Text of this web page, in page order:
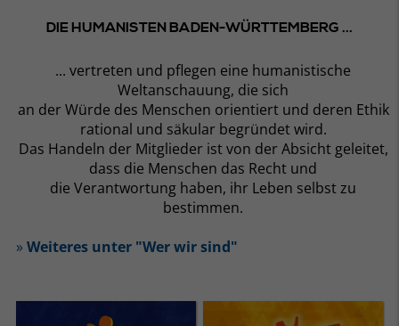
DIE HUMANISTEN BADEN-WÜRTTEMBERG ...
... vertreten und pflegen eine humanistische
Weltanschauung, die sich
an der Würde des Menschen orientiert und deren Ethik
rational und säkular begründet wird.
Das Handeln der Mitglieder ist von der Absicht geleitet,
dass die Menschen das Recht und
die Verantwortung haben, ihr Leben selbst zu
bestimmen.
» Weiteres unter "Wer wir sind"